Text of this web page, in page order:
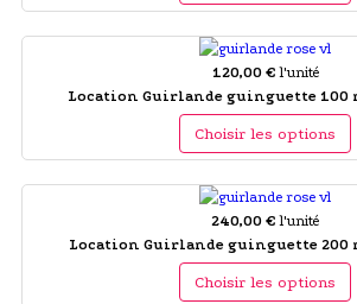
120,00 € l'unité
Location Guirlande guinguette 100
Choisir les options
240,00 € l'unité
Location Guirlande guinguette 200
Choisir les options